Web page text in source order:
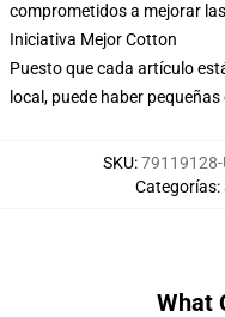
comprometidos a mejorar
Iniciativa Mejor Cotton
Puesto que cada artículo
local, puede haber
SKU:79119128-
Categorías:
What